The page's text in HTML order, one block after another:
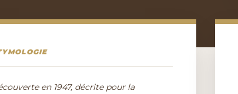
en 1947, décrite pour la